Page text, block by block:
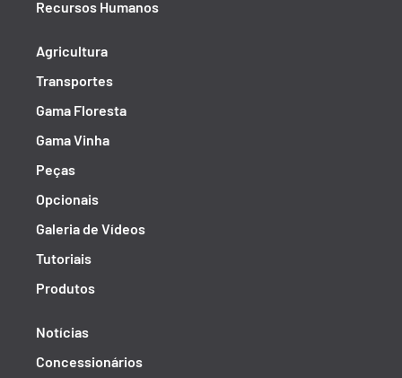
Recursos Humanos
Agricultura
Transportes
Gama Floresta
Gama Vinha
Peças
Opcionais
Galeria de Vídeos
Tutoriais
Produtos
Notícias
Concessionários